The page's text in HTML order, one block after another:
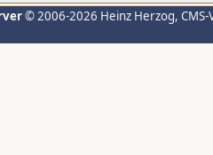
© 2006-2026 Heinz Herzog,